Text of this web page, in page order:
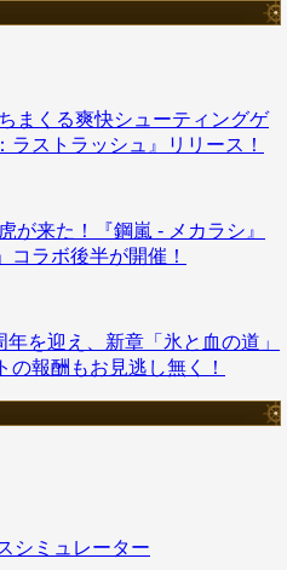
まくる爽快シューティングゲ
ラストラッシュ』リリース！
が来た！『鋼嵐 - メカラシ』
コラボ後半が開催！
年を迎え、新章「氷と血の道」
の報酬もお見逃し無く！
シミュレーター